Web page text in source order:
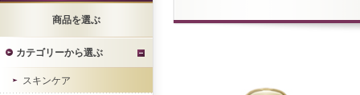
商品を選ぶ
カテゴリーから選ぶ
スキンケア